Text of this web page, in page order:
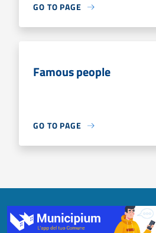
GO TO PAGE
Famous people
GO TO PAGE